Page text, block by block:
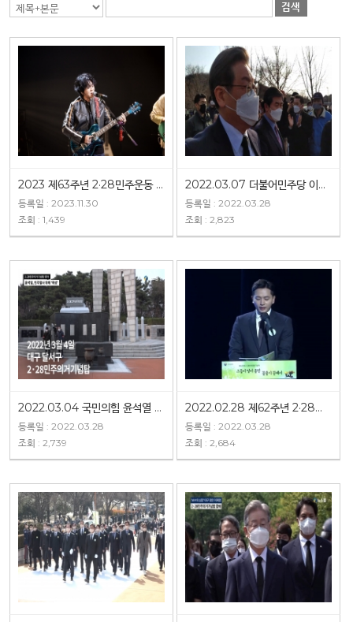
검색
2023 제63주년 2·28민주운동 헌정공연
등록일 : 2023.11.30
조회 : 1,439
2022.03.07 더불어민주당 이재명 대선후보 2·28민주운동기념탑 참배
등록일 : 2022.03.28
조회 : 2,823
2022.03.04 국민의힘 윤석열 대선후보 2·28민주운동기념탑 참배
등록일 : 2022.03.28
조회 : 2,739
2022.02.28 제62주년 2·28민주운동 기념식
등록일 : 2022.03.28
조회 : 2,684